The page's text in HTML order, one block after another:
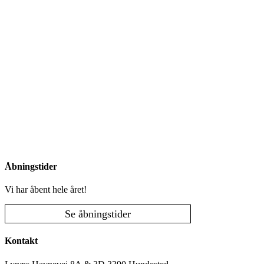
Åbningstider
Vi har åbent hele året!
Se åbningstider
Kontakt